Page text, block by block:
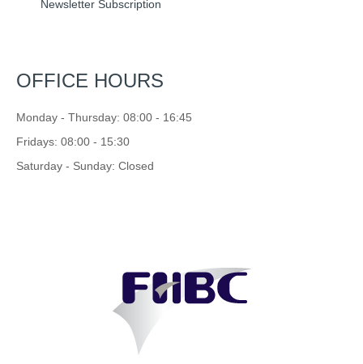
Newsletter Subscription
OFFICE HOURS
Monday - Thursday: 08:00 - 16:45
Fridays: 08:00 - 15:30
Saturday - Sunday: Closed